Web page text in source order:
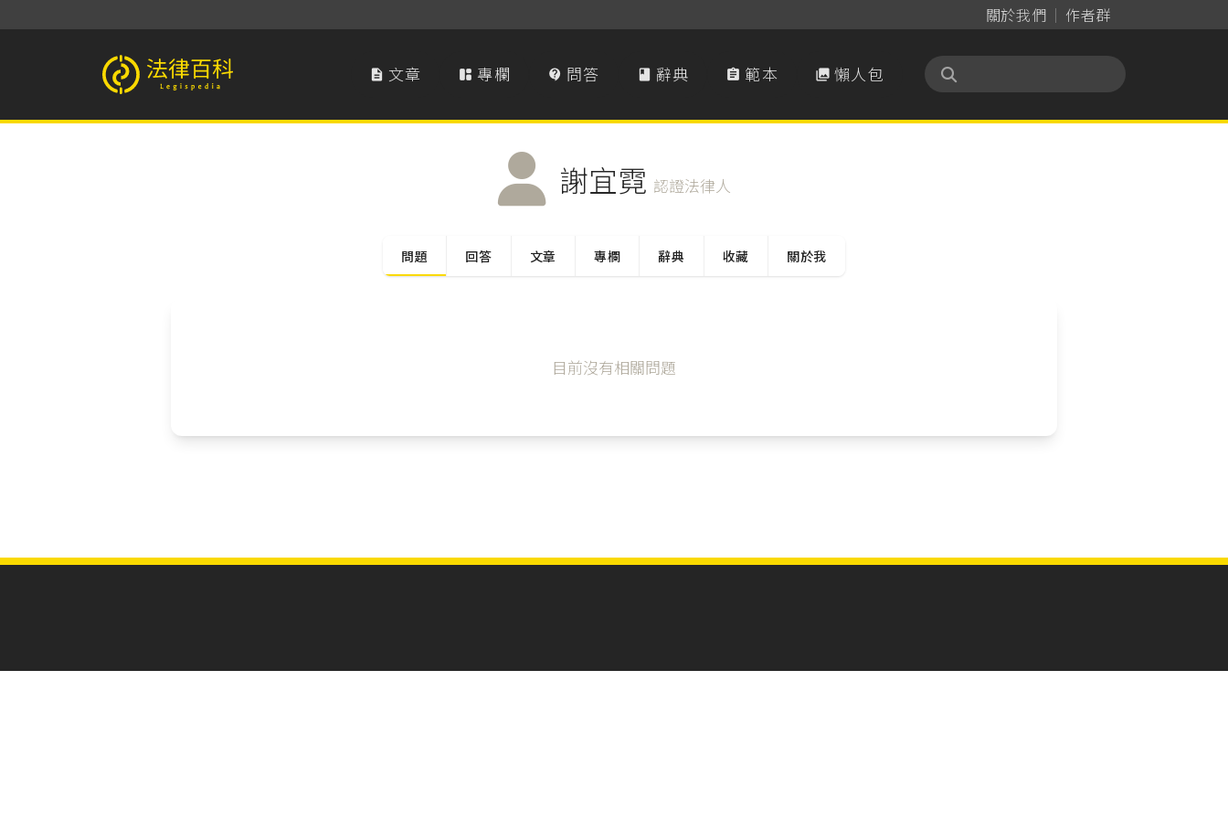
關於我們 作者群
法律百科 Legispedia  文章  專欄  問答  辭典  範本  懶人包
謝宜霓 認證法律人
問題 回答 文章 專欄 辭典 收藏 關於我
目前沒有相關問題